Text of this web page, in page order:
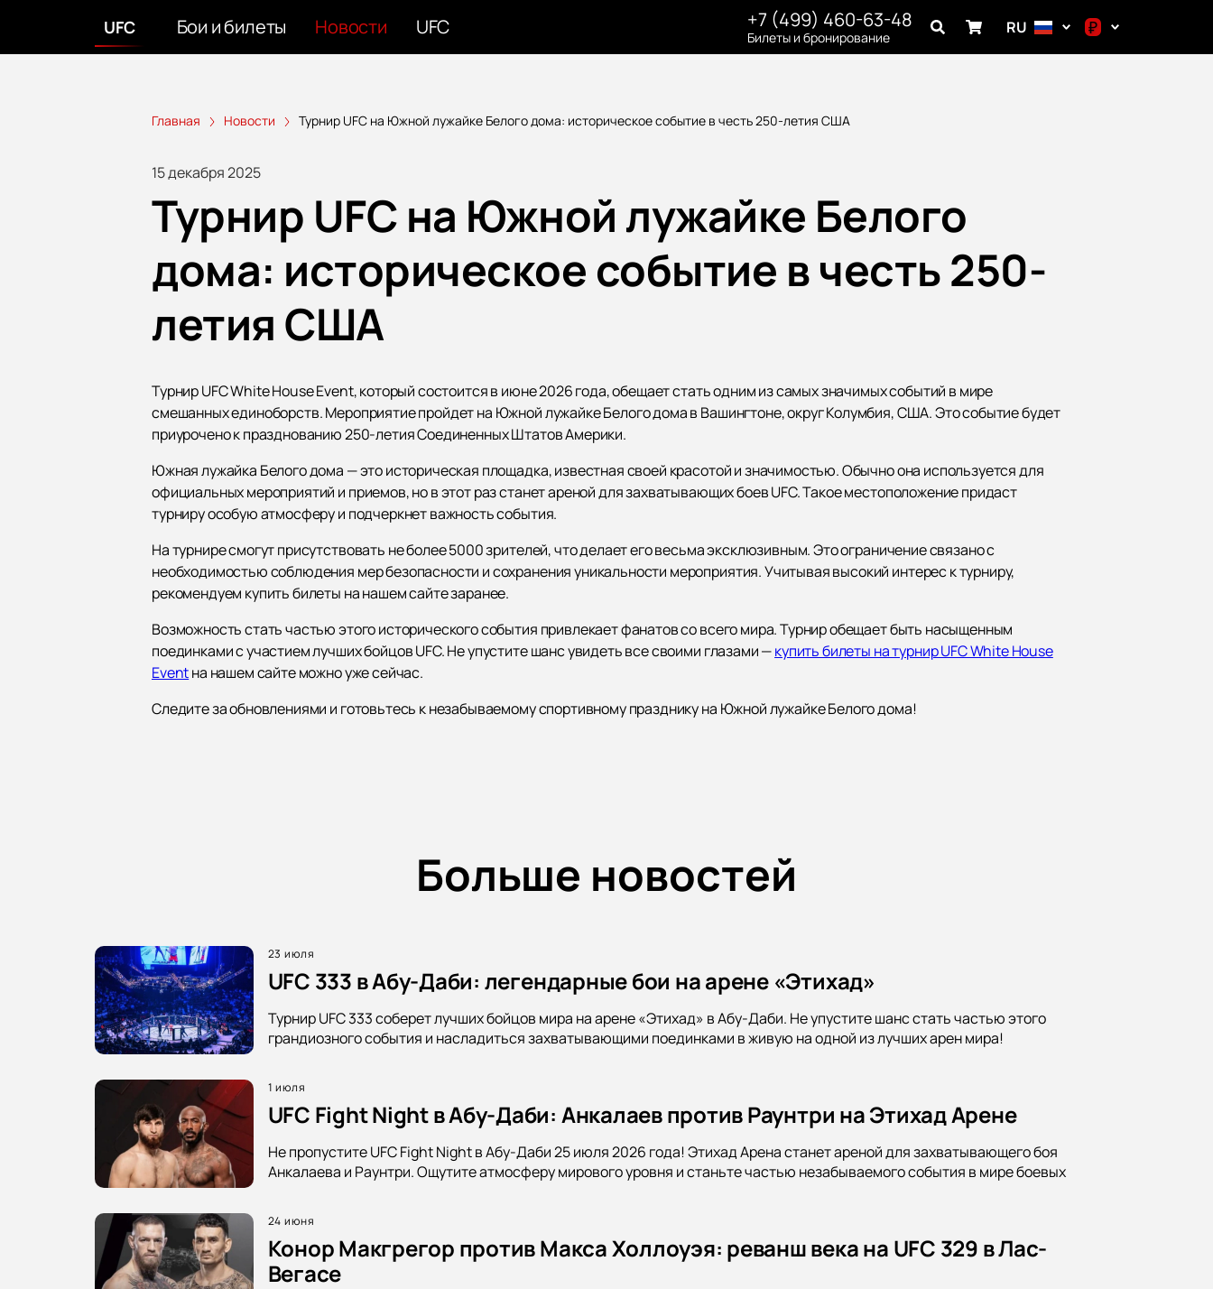
UFC Бои и билеты Новости UFC +7 (499) 460-63-48
Билеты и бронирование
RU ₽
Главная Новости Турнир UFC на Южной лужайке Белого дома: историческое событие в честь 250-летия США
15 декабря 2025
Турнир UFC на Южной лужайке Белого
дома: историческое событие в честь 250-
летия США
Турнир UFC White House Event, который состоится в июне 2026 года, обещает стать одним из самых значимых событий в мире
смешанных единоборств. Мероприятие пройдет на Южной лужайке Белого дома в Вашингтоне, округ Колумбия, США. Это событие будет
приурочено к празднованию 250-летия Соединенных Штатов Америки.
Южная лужайка Белого дома — это историческая площадка, известная своей красотой и значимостью. Обычно она используется для
официальных мероприятий и приемов, но в этот раз станет ареной для захватывающих боев UFC. Такое местоположение придаст
турниру особую атмосферу и подчеркнет важность события.
На турнире смогут присутствовать не более 5000 зрителей, что делает его весьма эксклюзивным. Это ограничение связано с
необходимостью соблюдения мер безопасности и сохранения уникальности мероприятия. Учитывая высокий интерес к турниру,
рекомендуем купить билеты на нашем сайте заранее.
Возможность стать частью этого исторического события привлекает фанатов со всего мира. Турнир обещает быть насыщенным
поединками с участием лучших бойцов UFC. Не упустите шанс увидеть все своими глазами —купить билеты на турнир UFC White House
Eventна нашем сайте можно уже сейчас.
Следите за обновлениями и готовьтесь к незабываемому спортивному празднику на Южной лужайке Белого дома!
Больше новостей
23 июля
UFC 333 в Абу-Даби: легендарные бои на арене «Этихад»
Турнир UFC 333 соберет лучших бойцов мира на арене «Этихад» в Абу-Даби. Не упустите шанс стать частью этого
грандиозного события и насладиться захватывающими поединками в живую на одной из лучших арен мира!
1 июля
UFC Fight Night в Абу-Даби: Анкалаев против Раунтри на Этихад Арене
Не пропустите UFC Fight Night в Абу-Даби 25 июля 2026 года! Этихад Арена станет ареной для захватывающего боя
Анкалаева и Раунтри. Ощутите атмосферу мирового уровня и станьте частью незабываемого события в мире боевых
24 июня
Конор Макгрегор против Макса Холлоуэя: реванш века на UFC 329 в Лас-
Вегасе